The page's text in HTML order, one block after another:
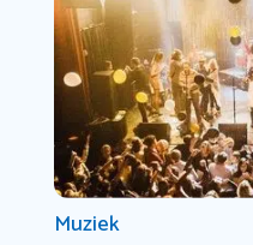
Muziek